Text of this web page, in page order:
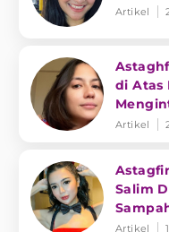
Artikel
di Atas
Artikel
Salim
Artikel